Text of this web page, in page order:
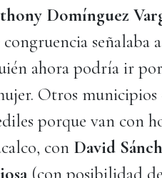
Domínguez
señalaba
ahora podría ir
Otros
porque van con
con David
(con posibilidad